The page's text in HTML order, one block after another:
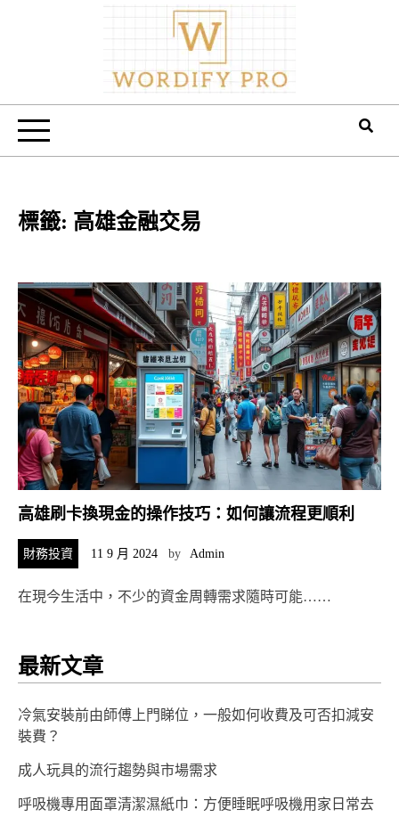
Wordify Pro
標籤: 高雄金融交易
高雄刷卡換現金的操作技巧：如何讓流程更順利
財務投資 11 9 月 2024 by Admin
在現今生活中，不少的資金周轉需求隨時可能……
最新文章
冷氣安裝前由師傅上門睇位，一般如何收費及可否扣減安
裝費？
成人玩具的流行趨勢與市場需求
呼吸機專用面罩清潔濕紙巾：方便睡眠呼吸機用家日常去